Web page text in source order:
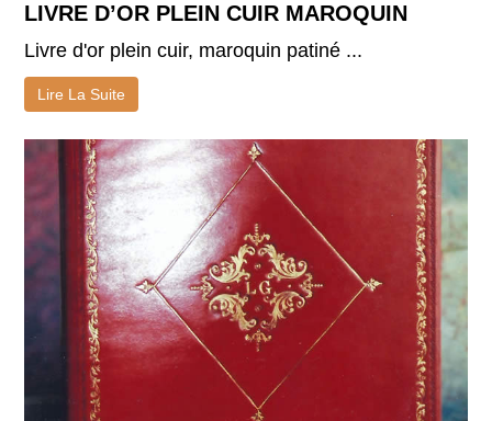
LIVRE D’OR PLEIN CUIR MAROQUIN
Livre d'or plein cuir, maroquin patiné ...
Lire La Suite